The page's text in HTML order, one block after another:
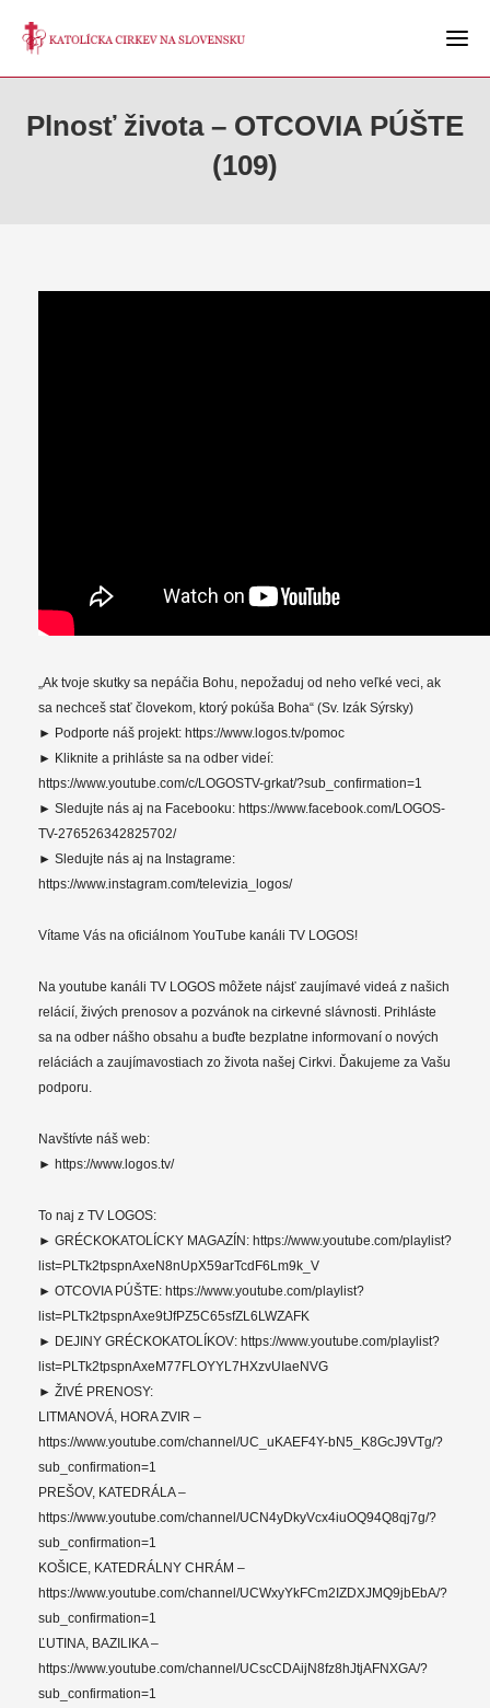
Plnosť života – OTCOVIA PÚŠTE
(109)
„Ak tvoje skutky sa nepáčia Bohu, nepožaduj od neho veľké veci, ak
sa nechceš stať človekom, ktorý pokúša Boha“ (Sv. Izák Sýrsky)
► Podporte náš projekt: https://www.logos.tv/pomoc
► Kliknite a prihláste sa na odber videí:
https://www.youtube.com/c/LOGOSTV-grkat/?sub_confirmation=1
► Sledujte nás aj na Facebooku: https://www.facebook.com/LOGOS-
TV-276526342825702/
► Sledujte nás aj na Instagrame:
https://www.instagram.com/televizia_logos/
Vítame Vás na oficiálnom YouTube kanáli TV LOGOS!
Na youtube kanáli TV LOGOS môžete nájsť zaujímavé videá z našich
relácií, živých prenosov a pozvánok na cirkevné slávnosti. Prihláste
sa na odber nášho obsahu a buďte bezplatne informovaní o nových
reláciách a zaujímavostiach zo života našej Cirkvi. Ďakujeme za Vašu
podporu.
Navštívte náš web:
► https://www.logos.tv/
To naj z TV LOGOS:
► GRÉCKOKATOLÍCKY MAGAZÍN: https://www.youtube.com/playlist?
list=PLTk2tpspnAxeN8nUpX59arTcdF6Lm9k_V
► OTCOVIA PÚŠTE: https://www.youtube.com/playlist?
list=PLTk2tpspnAxe9tJfPZ5C65sfZL6LWZAFK
► DEJINY GRÉCKOKATOLÍKOV: https://www.youtube.com/playlist?
list=PLTk2tpspnAxeM77FLOYYL7HXzvUIaeNVG
► ŽIVÉ PRENOSY:
LITMANOVÁ, HORA ZVIR –
https://www.youtube.com/channel/UC_uKAEF4Y-bN5_K8GcJ9VTg/?
sub_confirmation=1
PREŠOV, KATEDRÁLA –
https://www.youtube.com/channel/UCN4yDkyVcx4iuOQ94Q8qj7g/?
sub_confirmation=1
KOŠICE, KATEDRÁLNY CHRÁM –
https://www.youtube.com/channel/UCWxyYkFCm2IZDXJMQ9jbEbA/?
sub_confirmation=1
ĽUTINA, BAZILIKA –
https://www.youtube.com/channel/UCscCDAijN8fz8hJtjAFNXGA/?
sub_confirmation=1